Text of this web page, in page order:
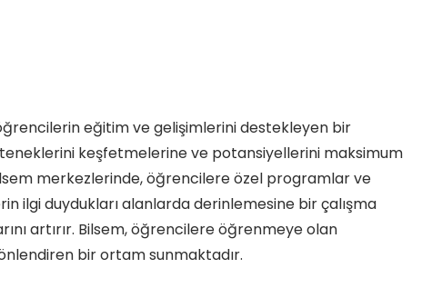
eğitim ve gelişimlerini destekleyen bir
keşfetmelerine ve potansiyellerini maksimum
merkezlerinde, öğrencilere özel programlar ve
ilgi duydukları alanlarda derinlemesine bir çalışma
artırır. Bilsem, öğrencilere öğrenmeye olan
bir ortam sunmaktadır.